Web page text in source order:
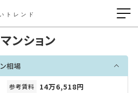
トレンド
ンション
相場
参考賃料 14万6,518円